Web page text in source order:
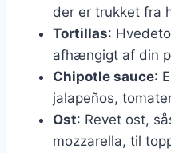
der er trukket fra
Tortillas:
afhængigt af din
Chipotle sauce:
jalapeños,
Ost: Revet ost,
mozzarella, til